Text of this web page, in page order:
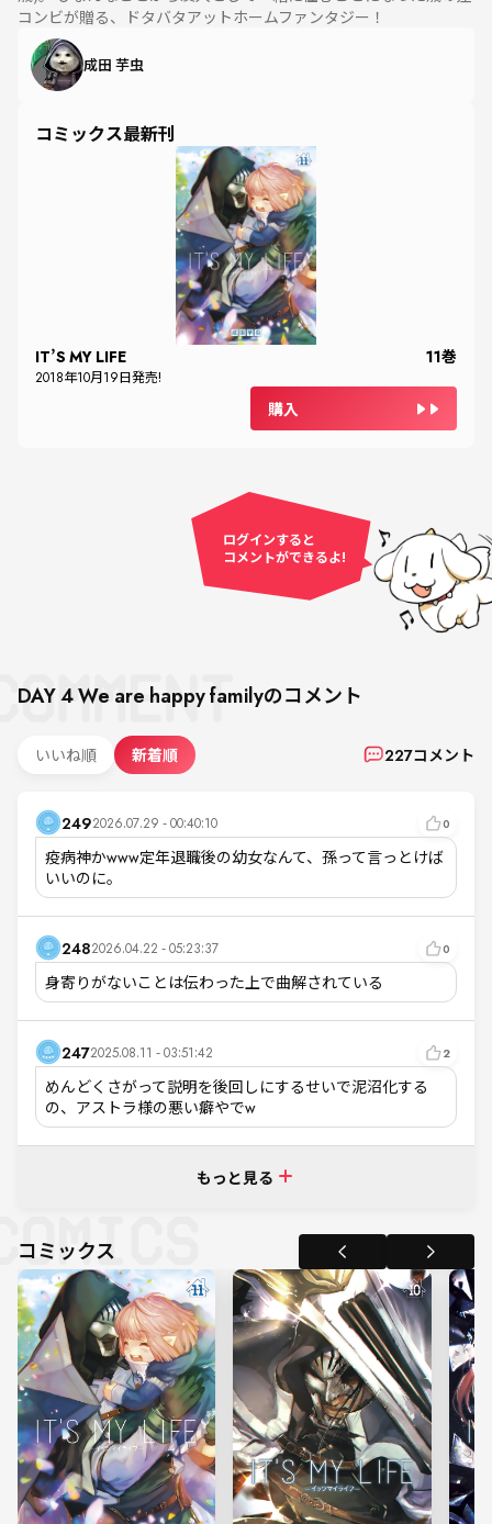
コンビが贈る、ドタバタアットホームファンタジー！
成田 芋虫
コミックス最新刊
IT’S MY LIFE 11巻
2018年10月19日発売!
購入
ログインすると
コメントができるよ!
DAY 4We are happy familyのコメント
いいね順 新着順 227コメント
2492026.07.29 - 00:40:10 0
疫病神かwww定年退職後の幼女なんて、孫って言っとけば
いいのに。
2482026.04.22 - 05:23:37 0
身寄りがないことは伝わった上で曲解されている
2472025.08.11 - 03:51:42 2
めんどくさがって説明を後回しにするせいで泥沼化する
の、アストラ様の悪い癖やでw
もっと見る
コミックス